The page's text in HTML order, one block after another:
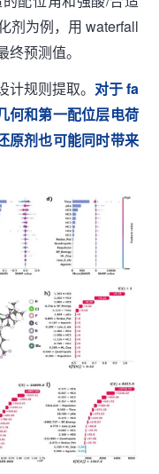
剂为例，用 waterfall
预测值。
规则提取。 对于 fa
何和第一配位层电荷
原剂也可能同时带来